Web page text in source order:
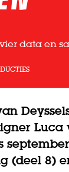
data en
Luca
(deel 8)